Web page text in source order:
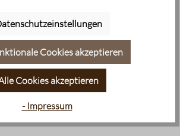
Cookies akzeptieren
Cookies akzeptieren
- Impressum